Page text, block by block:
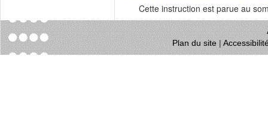
Cette instruction est parue au
Plan du site|